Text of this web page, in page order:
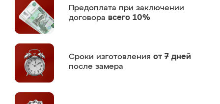
Предоплата при заключении
договора всего 10%
Сроки изготовления от 7 дней
после замера